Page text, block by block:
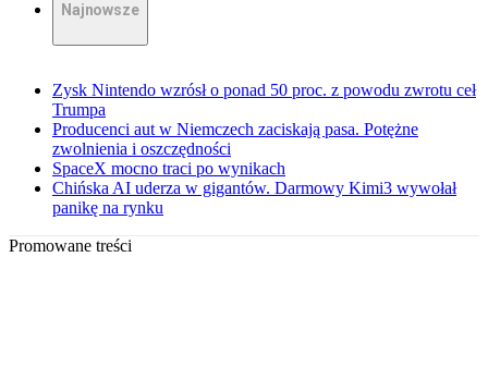
Najnowsze
Zysk Nintendo wzrósł o ponad 50 proc. z powodu zwrotu ceł
Trumpa
Producenci aut w Niemczech zaciskają pasa. Potężne
zwolnienia i oszczędności
SpaceX mocno traci po wynikach
Chińska AI uderza w gigantów. Darmowy Kimi3 wywołał
panikę na rynku
Promowane treści